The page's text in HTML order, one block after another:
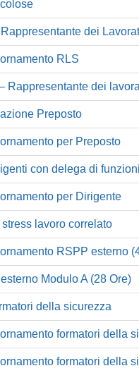
dei
RLS
Rappresentante dei
Preposto
per Preposto
con delega di funzioni
per Dirigente
lavoro correlato
RSPP esterno
Modulo A (28 Ore)
della sicurezza
formatori della
formatori della